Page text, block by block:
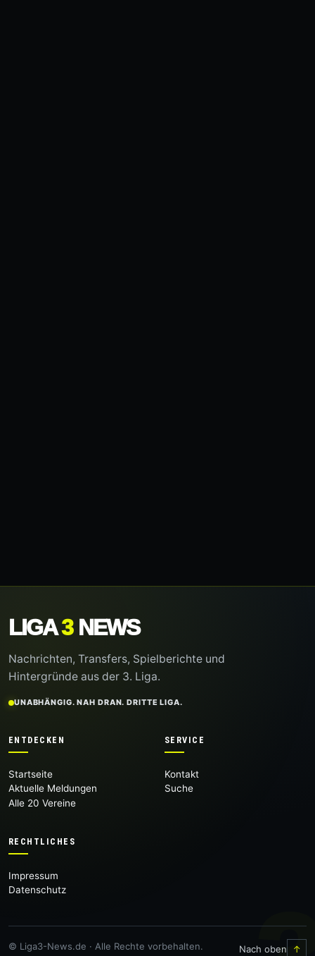
LIGA3NEWS
Nachrichten, Transfers, Spielberichte und
Hintergründe aus der 3. Liga.
UNABHÄNGIG. NAH DRAN. DRITTE LIGA.
ENTDECKEN
Startseite
Aktuelle Meldungen
Alle 20 Vereine
SERVICE
Kontakt
Suche
RECHTLICHES
Impressum
Datenschutz
© Liga3-News.de · Alle Rechte vorbehalten. Nach oben ↑